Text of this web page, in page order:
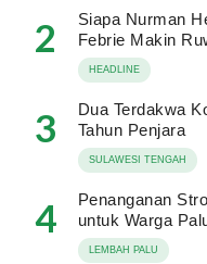
2
Siapa Nurman
Febrie Makin
HEADLINE
3
Dua Terdakwa
Tahun Penjara
SULAWESI TENGAH
4
Penanganan
untuk Warga
LEMBAH PALU